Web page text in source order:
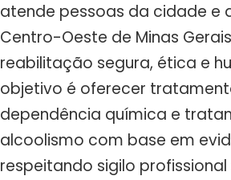
atende pessoas da cidade e
Centro-Oeste de Minas
reabilitação segura, ética e
objetivo é oferecer
dependência química e
alcoolismo com base em
respeitando sigilo